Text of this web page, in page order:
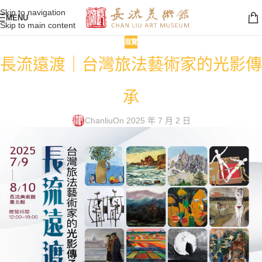
Skip to navigation
Skip to main content
MENU
展覽
長流遠渡｜台灣旅法藝術家的光影傳
承
ChanliuOn 2025 年 7 月 2 日